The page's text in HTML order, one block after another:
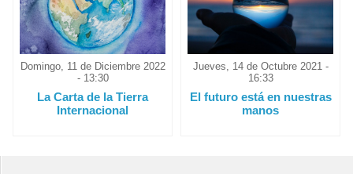
Domingo, 11 de Diciembre 2022
- 13:30
La Carta de la Tierra
Internacional
Jueves, 14 de Octubre 2021 -
16:33
El futuro está en nuestras
manos